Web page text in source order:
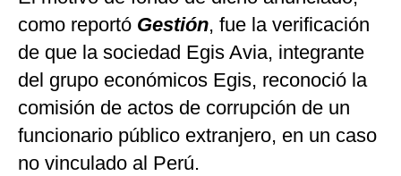
como reportó Gestión, fue la verificación
de que la sociedad Egis Avia, integrante
del grupo económicos Egis, reconoció la
comisión de actos de corrupción de un
funcionario público extranjero, en un caso
no vinculado al Perú.